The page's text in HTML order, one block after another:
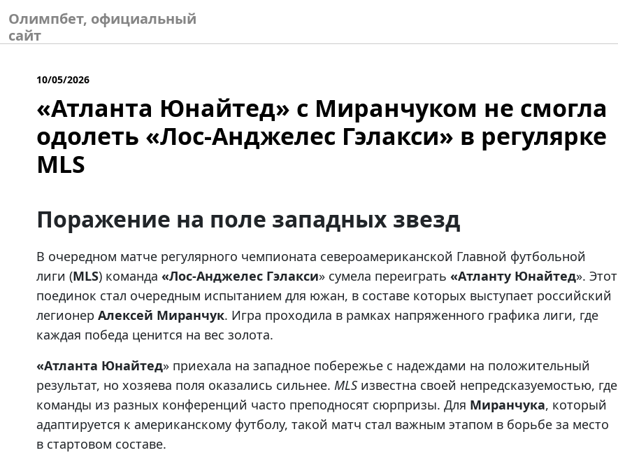
to
content
Олимпбет, официальный
сайт
10/05/2026
«Атланта Юнайтед» с Миранчуком не смогла
одолеть «Лос-Анджелес Гэлакси» в регулярке
MLS
Поражение на поле западных звезд
В очередном матче регулярного чемпионата североамериканской Главной футбольной
лиги (MLS) команда «Лос-Анджелес Гэлакси» сумела переиграть «Атланту Юнайтед». Этот
поединок стал очередным испытанием для южан, в составе которых выступает российский
легионер Алексей Миранчук. Игра проходила в рамках напряженного графика лиги, где
каждая победа ценится на вес золота.
«Атланта Юнайтед» приехала на западное побережье с надеждами на положительный
результат, но хозяева поля оказались сильнее. MLS известна своей непредсказуемостью, где
команды из разных конференций часто преподносят сюрпризы. Для Миранчука, который
адаптируется к американскому футболу, такой матч стал важным этапом в борьбе за место
в стартовом составе.